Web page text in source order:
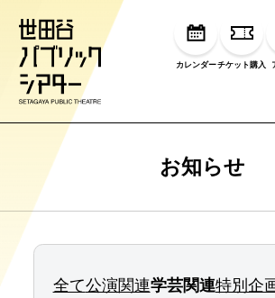
カレンダーチケット購入
お知らせ
全て公演関連学芸関連特別企